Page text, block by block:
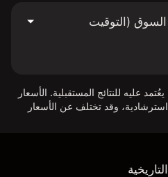
(التوقيت
عليه للنتائج المستقبلية. الأسعار
وقد تختلف عن الأسعار